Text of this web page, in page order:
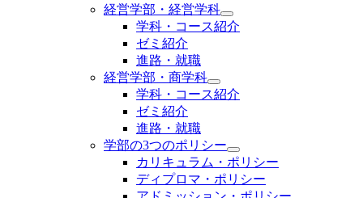
経営学部・経営学科
学科・コース紹介
ゼミ紹介
進路・就職
経営学部・商学科
学科・コース紹介
ゼミ紹介
進路・就職
学部の3つのポリシー
カリキュラム・ポリシー
ディプロマ・ポリシー